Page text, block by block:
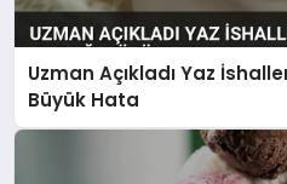
Uzman Açıkladı Yaz
Büyük Hata